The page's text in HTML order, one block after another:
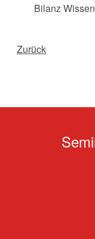
Bilanz
Zurück